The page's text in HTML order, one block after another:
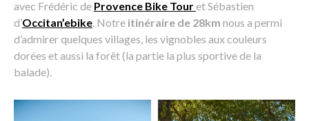
avec Frédéric de Provence Bike Touret Sébastien
d’Occitan’ebike . Notre itinéraire de 28km nous a permi
d’admirer quelques villages, les vignobles aux couleurs
dorées et aussi la forêt (la partie la plus sportive de la
balade).